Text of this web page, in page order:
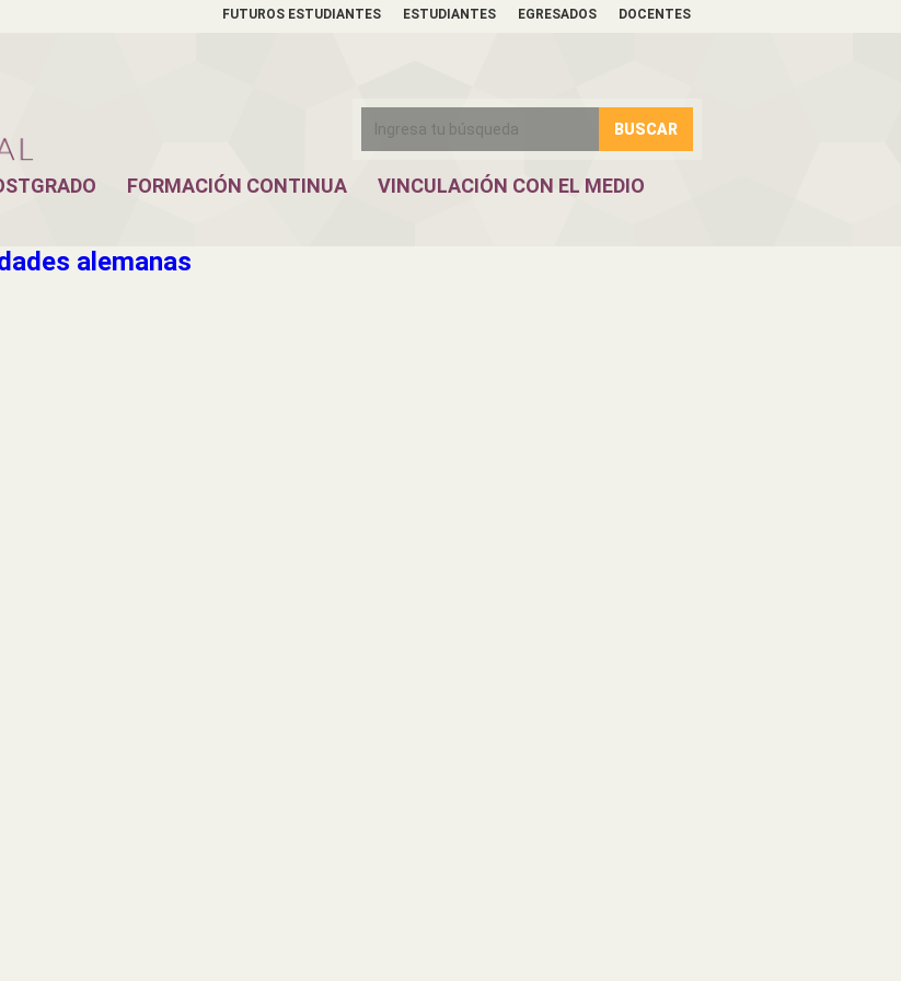
FUTUROS ESTUDIANTES ESTUDIANTES EGRESADOS DOCENTES
FORMACIÓN CONTINUA
VINCULACIÓN CON EL MEDIO
alemanas